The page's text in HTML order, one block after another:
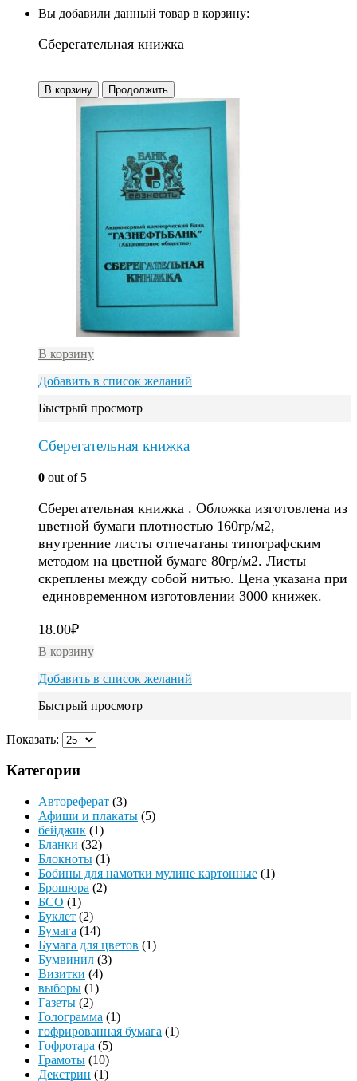
Вы добавили данный товар в корзину:
Сберегательная книжка
В корзину Продолжить
В корзину
Добавить в список желаний
Быстрый просмотр
Сберегательная книжка
0 out of 5
Сберегательная книжка . Обложка изготовлена из
цветной бумаги плотностью 160гр/м2,
внутренние листы отпечатаны типографским
методом на цветной бумаге 80гр/м2. Листы
скреплены между собой нитью. Цена указана при
единовременном изготовлении 3000 книжек.
18.00₽
В корзину
Добавить в список желаний
Быстрый просмотр
Показать:
Категории
Автореферат (3)
Афиши и плакаты (5)
бейджик (1)
Бланки (32)
Блокноты (1)
Бобины для намотки мулине картонные (1)
Брошюра (2)
БСО (1)
Буклет (2)
Бумага (14)
Бумага для цветов (1)
Бумвинил (3)
Визитки (4)
выборы (1)
Газеты (2)
Голограмма (1)
гофрированная бумага (1)
Гофротара (5)
Грамоты (10)
Декстрин (1)